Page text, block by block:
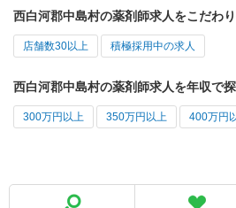
西白河郡中島村の薬剤師求人をこだわ
店舗数30以上 積極採用中の求人
西白河郡中島村の薬剤師求人を年収で
300万円以上 350万円以上 400万円